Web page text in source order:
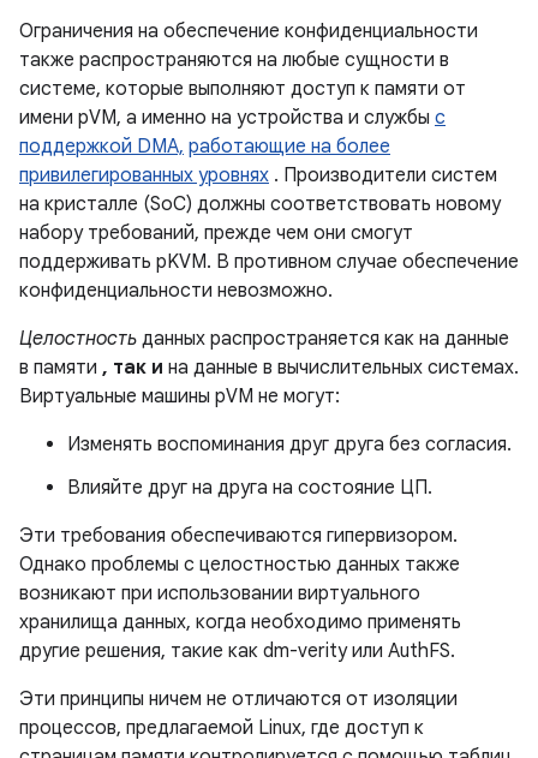
Ограничения на обеспечение конфиденциальности
также распространяются на любые сущности в
системе, которые выполняют доступ к памяти от
имени pVM, а именно на устройства и службы с
поддержкой DMA, работающие на более
привилегированных уровнях . Производители систем
на кристалле (SoC) должны соответствовать новому
набору требований, прежде чем они смогут
поддерживать pKVM. В противном случае обеспечение
конфиденциальности невозможно.
Целостность данных распространяется как на данные
в памяти , так и на данные в вычислительных системах.
Виртуальные машины pVM не могут:
Изменять воспоминания друг друга без согласия.
Влияйте друг на друга на состояние ЦП.
Эти требования обеспечиваются гипервизором.
Однако проблемы с целостностью данных также
возникают при использовании виртуального
хранилища данных, когда необходимо применять
другие решения, такие как dm-verity или AuthFS.
Эти принципы ничем не отличаются от изоляции
процессов, предлагаемой Linux, где доступ к